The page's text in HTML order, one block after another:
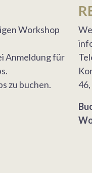
Workshop
Anmeldung für
zu buchen.